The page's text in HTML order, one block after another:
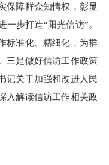
保障群众知情权，彰显
一步打造“阳光信访”。
标准化、精细化，为群
三是做好信访工作政策
记关于加强和改进人民
入解读信访工作相关政